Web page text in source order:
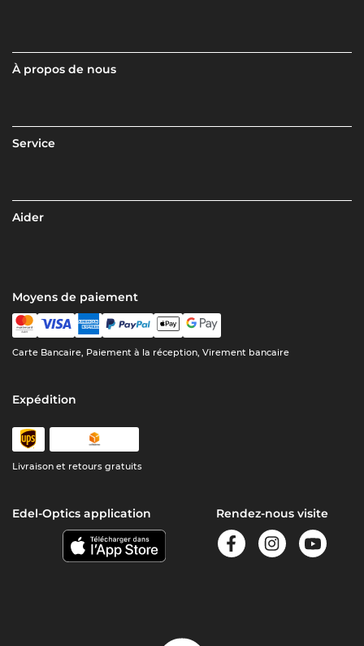
À propos de nous
Service
Aider
Moyens de paiement
Carte Bancaire, Paiement à la réception, Virement bancaire
Expédition
Livraison et retours gratuits
Edel-Optics application Rendez-nous visite